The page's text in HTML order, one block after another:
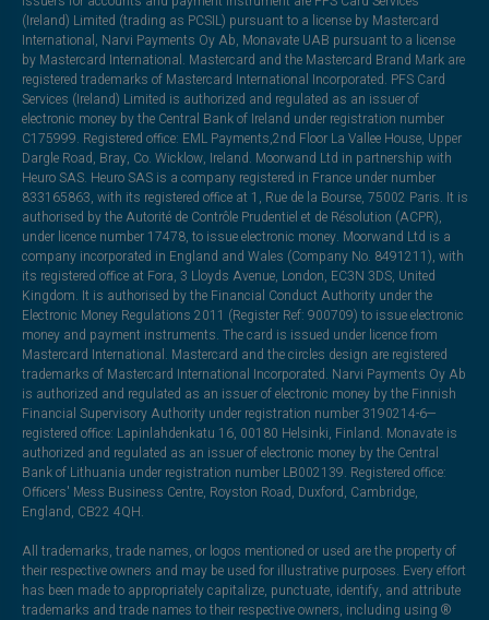
(Ireland) Limited (trading as PCSIL) pursuant to a license by Mastercard
International, Narvi Payments Oy Ab, Monavate UAB pursuant to a license
by Mastercard International. Mastercard and the Mastercard Brand Mark are
registered trademarks of Mastercard International Incorporated. PFS Card
Services (Ireland) Limited is authorized and regulated as an issuer of
electronic money by the Central Bank of Ireland under registration number
C175999. Registered office: EML Payments,2nd Floor La Vallee House, Upper
Dargle Road, Bray, Co. Wicklow, Ireland. Moorwand Ltd in partnership with
Heuro SAS. Heuro SAS is a company registered in France under number
833165863, with its registered office at 1, Rue de la Bourse, 75002 Paris. It is
authorised by the Autorité de Contrôle Prudentiel et de Résolution (ACPR),
under licence number 17478, to issue electronic money. Moorwand Ltd is a
company incorporated in England and Wales (Company No. 8491211), with
its registered office at Fora, 3 Lloyds Avenue, London, EC3N 3DS, United
Kingdom. It is authorised by the Financial Conduct Authority under the
Electronic Money Regulations 2011 (Register Ref: 900709) to issue electronic
money and payment instruments. The card is issued under licence from
Mastercard International. Mastercard and the circles design are registered
trademarks of Mastercard International Incorporated. Narvi Payments Oy Ab
is authorized and regulated as an issuer of electronic money by the Finnish
Financial Supervisory Authority under registration number 3190214-6—
registered office: Lapinlahdenkatu 16, 00180 Helsinki, Finland. Monavate is
authorized and regulated as an issuer of electronic money by the Central
Bank of Lithuania under registration number LB002139. Registered office:
Officers' Mess Business Centre, Royston Road, Duxford, Cambridge,
England, CB22 4QH.
All trademarks, trade names, or logos mentioned or used are the property of
their respective owners and may be used for illustrative purposes. Every effort
has been made to appropriately capitalize, punctuate, identify, and attribute
trademarks and trade names to their respective owners, including using ®